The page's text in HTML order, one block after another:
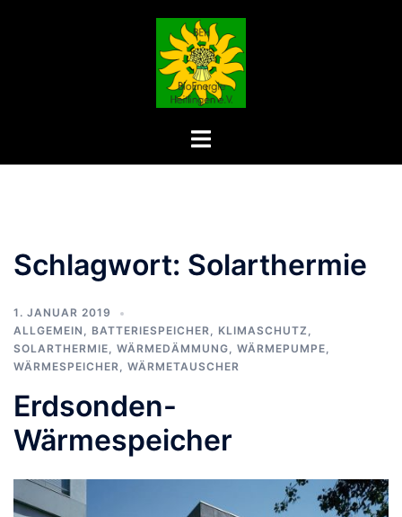
Menü
Schlagwort: Solarthermie
1. JANUAR 2019
ALLGEMEIN , BATTERIESPEICHER, KLIMASCHUTZ ,
SOLARTHERMIE, WÄRMEDÄMMUNG, WÄRMEPUMPE,
WÄRMESPEICHER, WÄRMETAUSCHER
Erdsonden-
Wärmespeicher